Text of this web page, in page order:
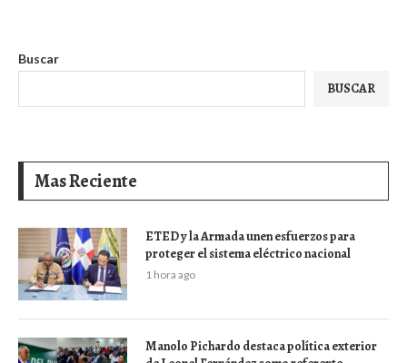
Buscar
BUSCAR
Mas Reciente
ETED y la Armada unen esfuerzos para
proteger el sistema eléctrico nacional
1 hora ago
Manolo Pichardo destaca política exterior